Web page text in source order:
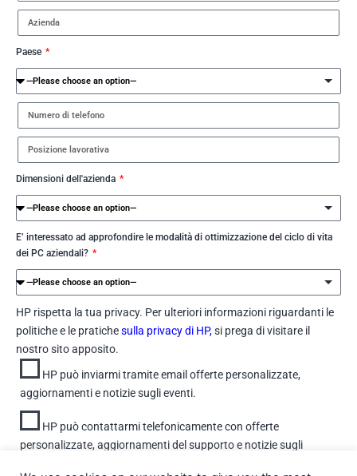
Paese
Dimensioni dell'azienda
E’ interessato ad approfondire le modalità di ottimizzazione del ciclo di vita
dei PC aziendali?
HP rispetta la tua privacy. Per ulteriori informazioni riguardanti le
politiche e le pratichesulla privacy di HP,si prega di visitare il
nostro sito apposito.
HP può inviarmi tramite email offerte personalizzate,
aggiornamenti e notizie sugli eventi.
HP può contattarmi telefonicamente con offerte
personalizzate, aggiornamenti del supporto e notizie sugli